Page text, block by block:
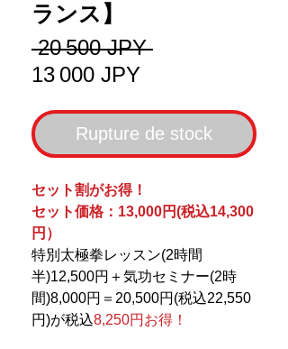
ランス】
20 500 JPY Prix
13 000 JPYPrix
Rupture de stock
セット割がお得！
セット価格：13,000円(税込14,300
円）
特別太極拳レッスン(2時間
半)12,500円＋気功セミナー(2時
間)8,000円＝20,500円(税込22,550
円)が税込8,250円お得！